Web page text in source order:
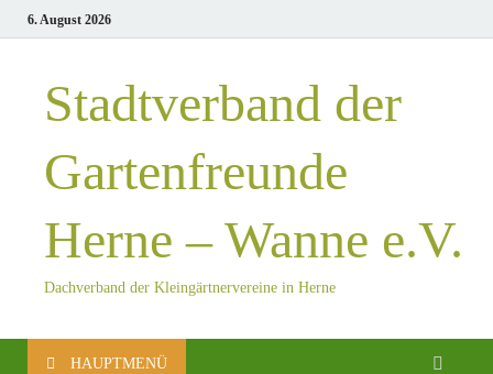
6. August 2026
Stadtverband der
Gartenfreunde
Herne – Wanne e.V.
Dachverband der Kleingärtnervereine in Herne
HAUPTMENÜ